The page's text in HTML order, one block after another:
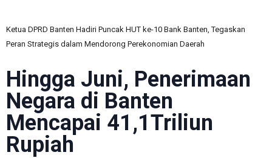
Ketua DPRD Banten Hadiri Puncak HUT ke-10 Bank Banten, Tegaskan
Peran Strategis dalam Mendorong Perekonomian Daerah
Hingga Juni, Penerimaan
Negara di Banten
Mencapai 41,1Triliun
Rupiah